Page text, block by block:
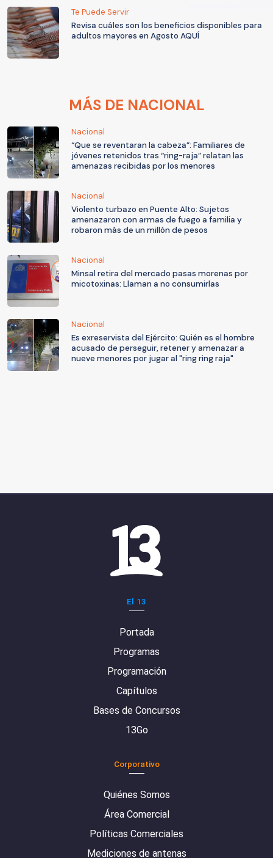
Te Puede Servir
Revisa cuáles son los beneficios disponibles para
adultos mayores en Agosto AQUÍ
MÁS DE NACIONAL
Nacional
“Que se reventaran la cabeza”: Familiares de
jóvenes retenidos tras “ring-raja” relatan las
amenazas recibidas por los menores
Nacional
Violento turbazo en Puente Alto: Sujetos
amenazaron con armas de fuego a familia y
robaron más de un millón de pesos
Nacional
Minsal retira del mercado pasas morenas por
micotoxinas: Llaman a no consumirlas
Nacional
Es exreservista del Ejército: Quién es el hombre
acusado de perseguir, retener y amenazar a
nueve menores por jugar al "ring ring raja"
El 13
Portada
Programas
Programación
Capítulos
Bases de Concursos
13Go
Corporativo
Quiénes Somos
Área Comercial
Políticas Comerciales
Mediciones de antenas